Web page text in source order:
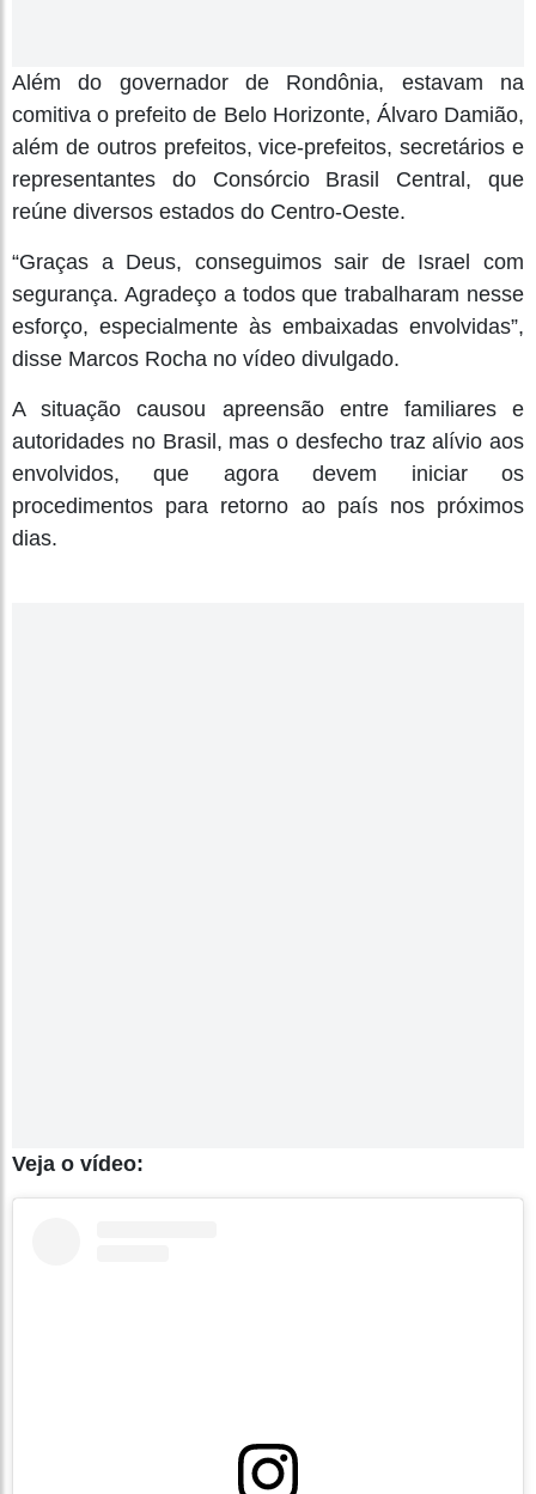
Além do governador de Rondônia, estavam na
comitiva o prefeito de Belo Horizonte, Álvaro Damião,
além de outros prefeitos, vice-prefeitos, secretários e
representantes do Consórcio Brasil Central, que
reúne diversos estados do Centro-Oeste.
“Graças a Deus, conseguimos sair de Israel com
segurança. Agradeço a todos que trabalharam nesse
esforço, especialmente às embaixadas envolvidas”,
disse Marcos Rocha no vídeo divulgado.
A situação causou apreensão entre familiares e
autoridades no Brasil, mas o desfecho traz alívio aos
envolvidos, que agora devem iniciar os
procedimentos para retorno ao país nos próximos
dias.
Veja o vídeo: